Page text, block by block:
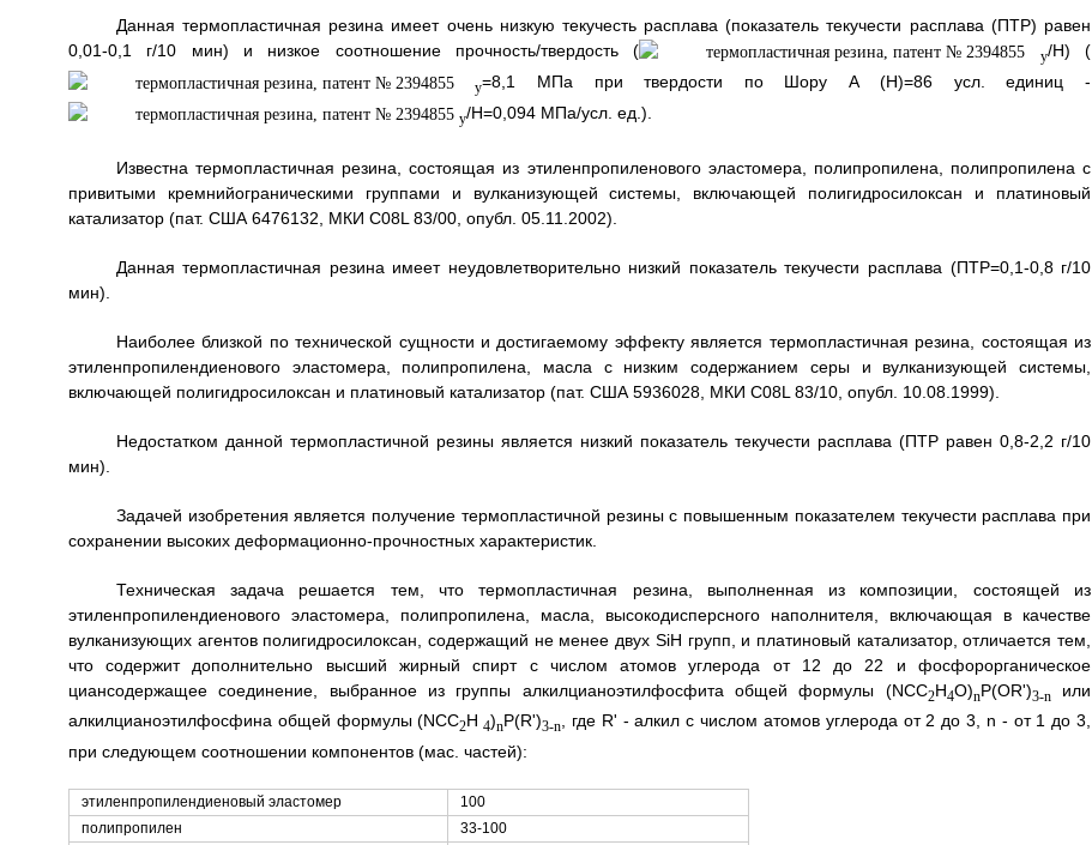
Данная термопластичная резина имеет очень низкую текучесть расплава (показатель текучести расплава (ПТР) равен
0,01-0,1 г/10 мин) и низкое соотношение прочность/твердость (
у/Н) (
у=8,1 МПа при твердости по Шору А (Н)=86 усл. единиц -
у/H=0,094 МПа/усл. ед.).
Известна термопластичная резина, состоящая из этиленпропиленового эластомера, полипропилена, полипропилена с
привитыми кремнийограническими группами и вулканизующей системы, включающей полигидросилоксан и платиновый
катализатор (пат. США 6476132, МКИ C08L 83/00, опубл. 05.11.2002).
Данная термопластичная резина имеет неудовлетворительно низкий показатель текучести расплава (ПТР=0,1-0,8 г/10
мин).
Наиболее близкой по технической сущности и достигаемому эффекту является термопластичная резина, состоящая из
этиленпропилендиенового эластомера, полипропилена, масла с низким содержанием серы и вулканизующей системы,
включающей полигидросилоксан и платиновый катализатор (пат. США 5936028, МКИ C08L 83/10, опубл. 10.08.1999).
Недостатком данной термопластичной резины является низкий показатель текучести расплава (ПТР равен 0,8-2,2 г/10
мин).
Задачей изобретения является получение термопластичной резины с повышенным показателем текучести расплава при
сохранении высоких деформационно-прочностных характеристик.
Техническая задача решается тем, что термопластичная резина, выполненная из композиции, состоящей из
этиленпропилендиенового эластомера, полипропилена, масла, высокодисперсного наполнителя, включающая в качестве
вулканизующих агентов полигидросилоксан, содержащий не менее двух SiH групп, и платиновый катализатор, отличается тем,
что содержит дополнительно высший жирный спирт с числом атомов углерода от 12 до 22 и фосфорорганическое
циансодержащее соединение, выбранное из группы алкилцианоэтилфосфита общей формулы (NCC2H4O)nP(OR')3-n
или
алкилцианоэтилфосфина общей формулы (NCC2H 4)nP(R')3-n, где R' - алкил с числом атомов углерода от 2 до 3, n - от 1 до 3,
при следующем соотношении компонентов (мас. частей):
этиленпропилендиеновый эластомер
100
полипропилен
33-100